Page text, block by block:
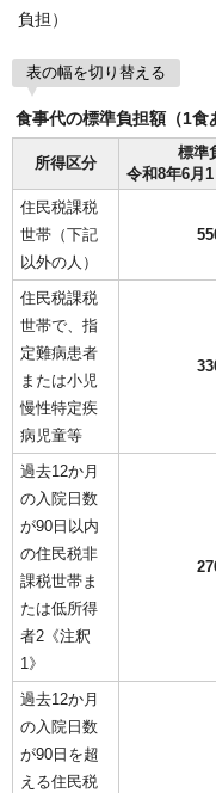
負担）
表の幅を切り替える
食事代の標準負担額（1食
所得区分
標準
令和8年6月
住民税課税
世帯（下記
以外の人）
住民税課税
世帯で、指
定難病患者
または小児
慢性特定疾
病児童等
過去12か月
の入院日数
が90日以内
の住民税非
課税世帯ま
たは低所得
者2《注釈
1》
過去12か月
の入院日数
が90日を超
える住民税